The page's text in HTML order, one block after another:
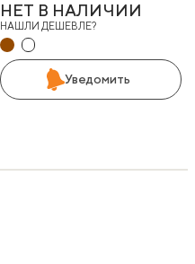
НЕТ В НАЛИЧИИ
НАШЛИ ДЕШЕВЛЕ?
Уведомить